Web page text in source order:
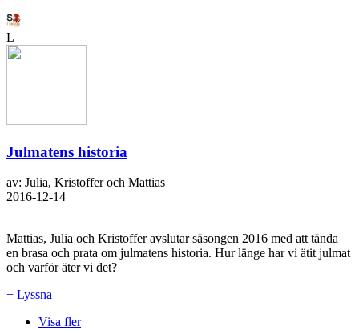
L
Julmatens historia
av: Julia, Kristoffer och Mattias
2016-12-14
Mattias, Julia och Kristoffer avslutar säsongen 2016 med att tända
en brasa och prata om julmatens historia. Hur länge har vi ätit julmat
och varför äter vi det?
+ Lyssna
Visa fler